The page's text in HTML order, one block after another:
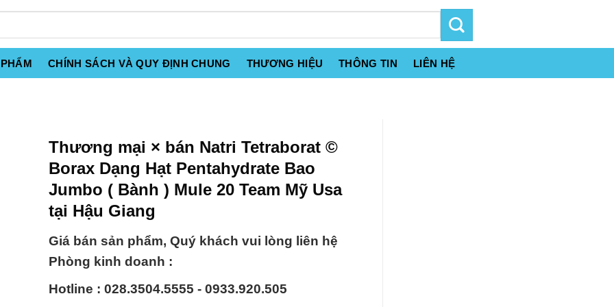
CHÍNH SÁCH VÀ QUY ĐỊNH CHUNG THƯƠNG HIỆU THÔNG TIN LIÊN HỆ
Thương mại × bán Natri Tetraborat ©
Borax Dạng Hạt Pentahydrate Bao
Jumbo ( Bành ) Mule 20 Team Mỹ Usa
tại Hậu Giang
Giá bán sản phẩm, Quý khách vui lòng liên hệ
Phòng kinh doanh :
Hotline : 028.3504.5555 - 0933.920.505